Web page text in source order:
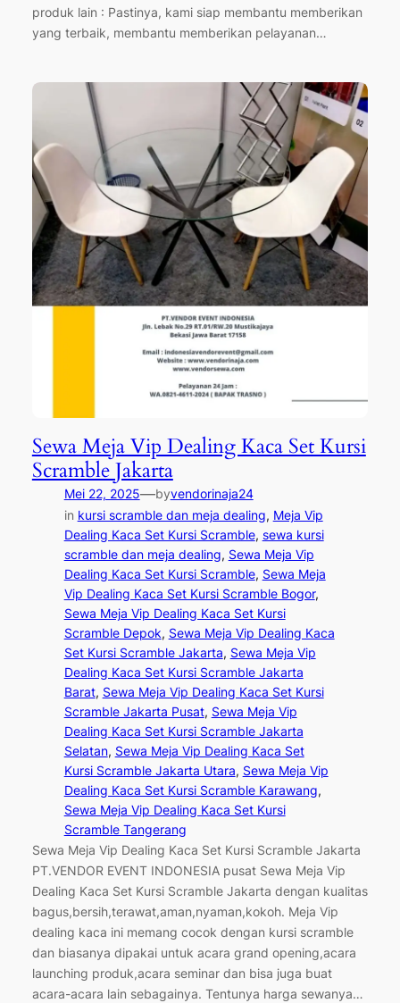
produk lain : Pastinya, kami siap membantu memberikan
yang terbaik, membantu memberikan pelayanan…
Sewa Meja Vip Dealing Kaca Set Kursi
Scramble Jakarta
Mei 22, 2025—byvendorinaja24
in kursi scramble dan meja dealing, Meja Vip
Dealing Kaca Set Kursi Scramble, sewa kursi
scramble dan meja dealing, Sewa Meja Vip
Dealing Kaca Set Kursi Scramble, Sewa Meja
Vip Dealing Kaca Set Kursi Scramble Bogor
Sewa Meja Vip Dealing Kaca Set Kursi
Scramble Depok, Sewa Meja Vip Dealing Kaca
Set Kursi Scramble Jakarta, Sewa Meja Vip
Dealing Kaca Set Kursi Scramble Jakarta
Barat, Sewa Meja Vip Dealing Kaca Set Kursi
Scramble Jakarta Pusat, Sewa Meja Vip
Dealing Kaca Set Kursi Scramble Jakarta
Selatan, Sewa Meja Vip Dealing Kaca Set
Kursi Scramble Jakarta Utara, Sewa Meja Vip
Dealing Kaca Set Kursi Scramble Karawang
Sewa Meja Vip Dealing Kaca Set Kursi
Scramble Tangerang
Sewa Meja Vip Dealing Kaca Set Kursi Scramble Jakarta
PT.VENDOR EVENT INDONESIA pusat Sewa Meja Vip
Dealing Kaca Set Kursi Scramble Jakarta dengan kualitas
bagus,bersih,terawat,aman,nyaman,kokoh. Meja Vip
dealing kaca ini memang cocok dengan kursi scramble
dan biasanya dipakai untuk acara grand opening,acara
launching produk,acara seminar dan bisa juga buat
acara-acara lain sebagainya. Tentunya harga sewanya…